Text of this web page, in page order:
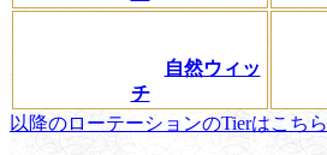
自然ウィッ
チ
以降のローテーションのTierはこちら